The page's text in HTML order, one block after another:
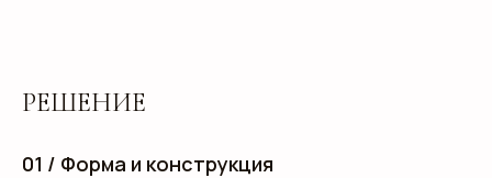
РЕШЕНИЕ
01 / Форма и конструкция